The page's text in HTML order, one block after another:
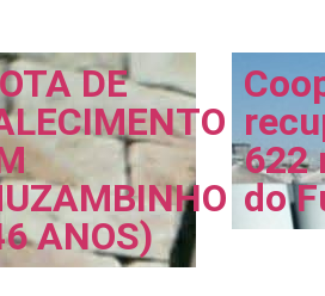
DE
ANOS)
622
do